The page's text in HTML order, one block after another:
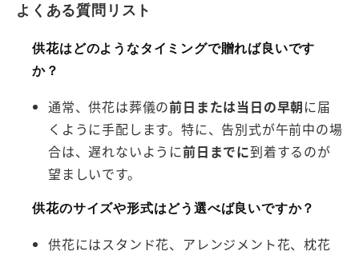
よくある質問リスト
供花はどのようなタイミングで贈れば良いです
か？
通常、供花は葬儀の前日または当日の早朝に届
くように手配します。特に、告別式が午前中の場
合は、遅れないように前日までに到着するのが
望ましいです。
供花のサイズや形式はどう選べば良いですか？
供花にはスタンド花、アレンジメント花、枕花